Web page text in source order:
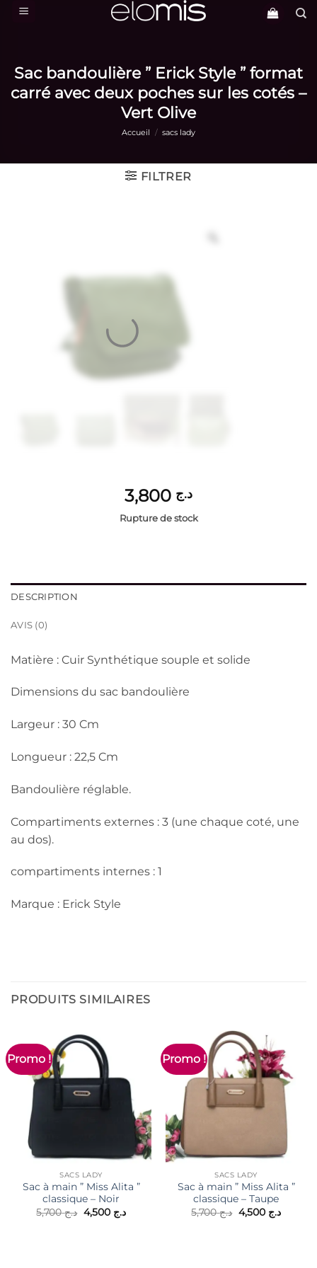
Passer
Sac bandoulière ” Erick Style ” format
carré avec deux poches sur les cotés –
Vert Olive
Accueil / sacs lady
FILTRER
د.ج
Rupture de stock
DESCRIPTION
AVIS (0)
Matière : Cuir Synthétique souple et solide
Dimensions du sac bandoulière
Largeur : 30 Cm
Longueur : 22,5 Cm
Bandoulière réglable.
Compartiments externes : 3 (une chaque coté, une
au dos).
compartiments internes : 1
Marque : Erick Style
PRODUITS SIMILAIRES
Promo !
SACS LADY
Sac à main ” Miss Alita ”
classique – Noir
د.ج5,700
Le
prix
د.ج 4,500
Le
Promo !
SACS LADY
Sac à main ” Miss Alita ”
classique – Taupe
د.ج5,700
Le
prix
د.ج 4,500
Le